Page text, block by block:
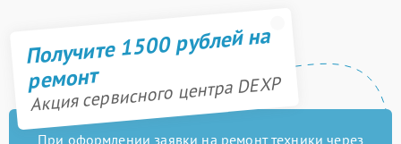
Получите 1500 рублей на
ремонт
Акция сервисного центра DEXP
При оформлении заявки на ремонт техники через